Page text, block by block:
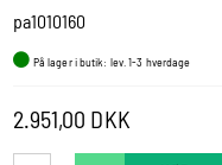
pa1010160
På lager i butik: lev. 1-3 hverdage
2.951,00 DKK